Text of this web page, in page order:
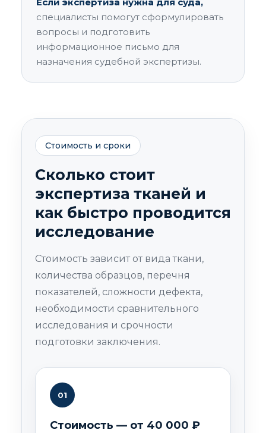
Если экспертиза нужна для суда,
специалисты помогут сформулировать
вопросы и подготовить
информационное письмо для
назначения судебной экспертизы.
Стоимость и сроки
Сколько стоит
экспертиза тканей и
как быстро проводится
исследование
Стоимость зависит от вида ткани,
количества образцов, перечня
показателей, сложности дефекта,
необходимости сравнительного
исследования и срочности
подготовки заключения.
01
Стоимость — от 40 000 ₽